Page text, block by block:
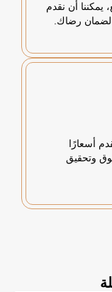
يمكننا أن نقدم
لضمان رضاك.
أسعارًا
وتحقيق